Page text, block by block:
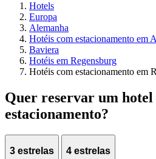
Hotels
Europa
Alemanha
Hotéis com estacionamento em
Baviera
Hotéis em Regensburg
Hotéis com estacionamento em
Quer reservar um hotel
estacionamento?
3 estrelas 4 estrelas